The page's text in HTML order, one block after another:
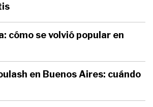
cómo se volvió popular en
en Buenos Aires: cuándo